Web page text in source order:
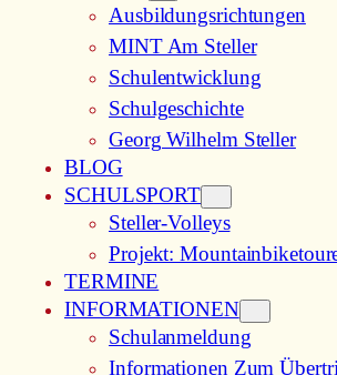
Ausbildungsrichtungen
MINT Am Steller
Schulentwicklung
Schulgeschichte
Georg Wilhelm Steller
BLOG
SCHULSPORT
Steller-Volleys
Projekt:
TERMINE
INFORMATIONEN
Schulanmeldung
Informationen Zum